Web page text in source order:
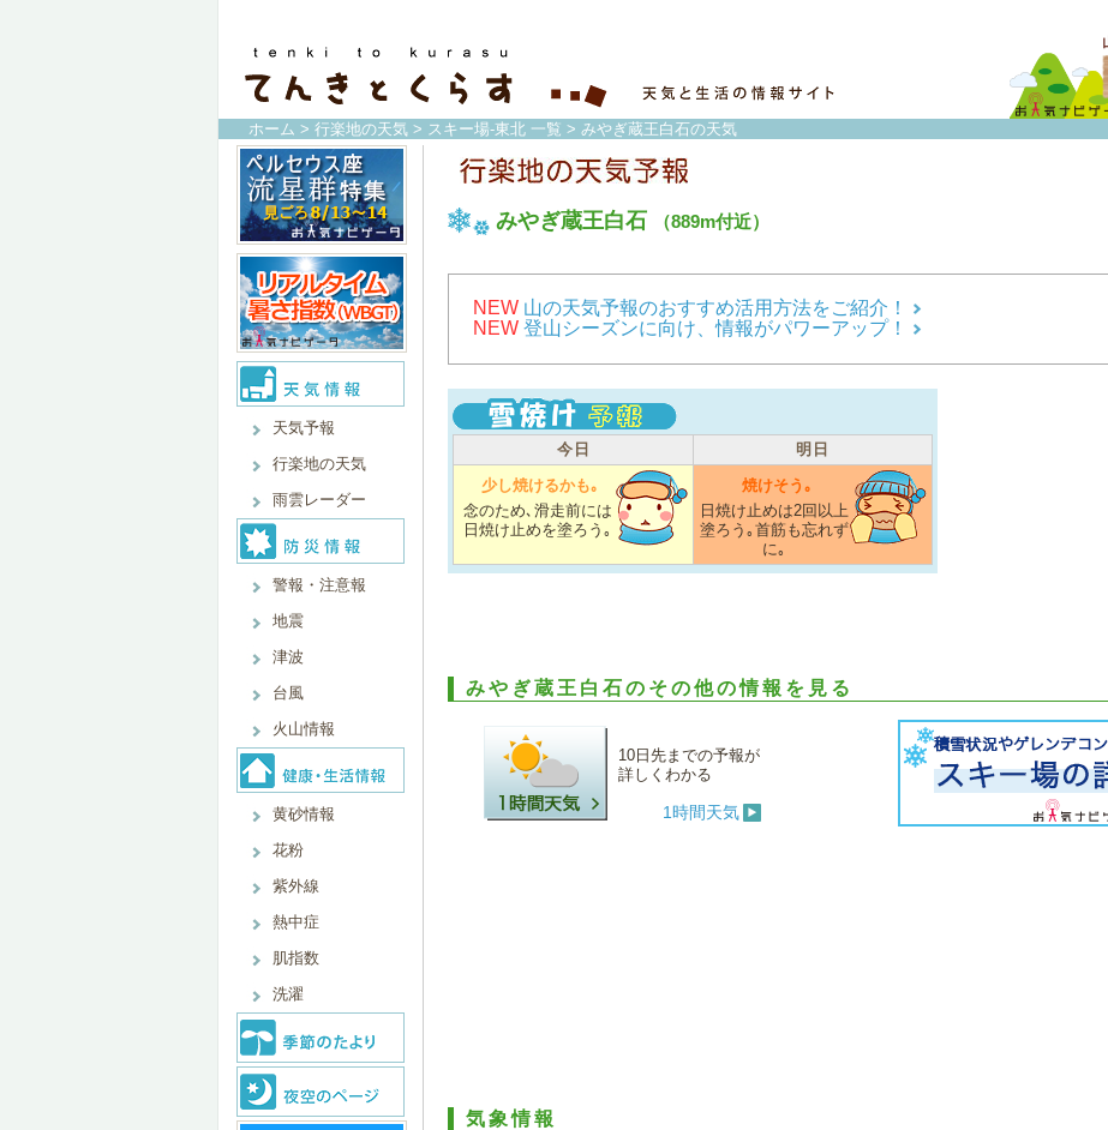
ホーム > 行楽地の天気 > スキー場-東北 一覧 > みやぎ蔵王白石の天気
天気予報
行楽地の天気
雨雲レーダー
警報・注意報
地震
津波
台風
火山情報
黄砂情報
花粉
紫外線
熱中症
肌指数
洗濯
みやぎ蔵王白石 （889m付近）
NEW 山の天気予報のおすすめ活用方法をご紹介！
NEW 登山シーズンに向け、情報がパワーアップ！
今日
明日
少し焼けるかも｡
念のため､滑走前には
日焼け止めを塗ろう｡
焼けそう｡
日焼け止めは2回以上
塗ろう｡首筋も忘れず
に｡
みやぎ蔵王白石のその他の情報を見る
10日先までの予報が
詳しくわかる
1時間天気
気象情報